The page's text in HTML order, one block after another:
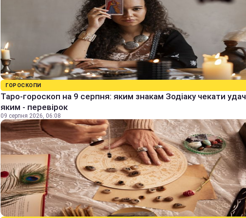
ГОРОСКОПИ
Таро-гороскоп на 9 серпня: яким знакам Зодіаку чекати
яким - перевірок
09 серпня 2026, 06:08